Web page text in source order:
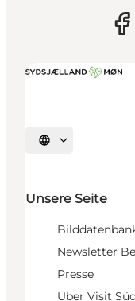
Sprache auswählen
Unsere Seite
Newsletter
Presse
Über Visit